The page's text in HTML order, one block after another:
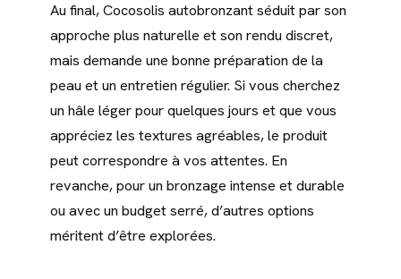
Au final, Cocosolis autobronzant séduit par son
approche plus naturelle et son rendu discret,
mais demande une bonne préparation de la
peau et un entretien régulier. Si vous cherchez
un hâle léger pour quelques jours et que vous
appréciez les textures agréables, le produit
peut correspondre à vos attentes. En
revanche, pour un bronzage intense et durable
ou avec un budget serré, d’autres options
méritent d’être explorées.